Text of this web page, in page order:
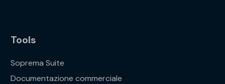
Tools
Soprema Suite
Documentazione commerciale